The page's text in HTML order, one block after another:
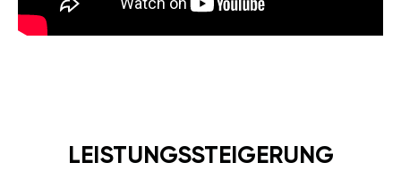
LEISTUNGSSTEIGERUNG